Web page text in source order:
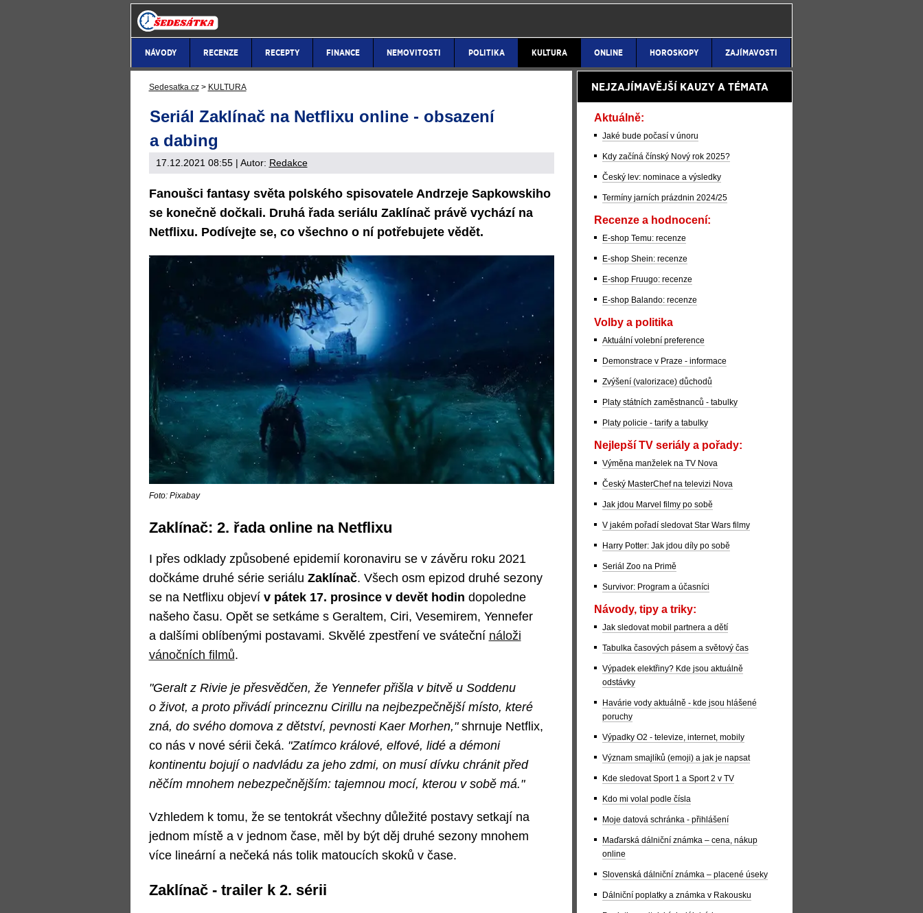
NÁVODY RECENZE RECEPTY FINANCE NEMOVITOSTI POLITIKA KULTURA ONLINE HOROSKOPY ZAJÍMAVOSTI
Sedesatka.cz > KULTURA
Seriál Zaklínač na Netflixu online - obsazení
a dabing
17.12.2021 08:55| Autor: Redakce
Fanoušci fantasy světa polského spisovatele Andrzeje Sapkowskiho
se konečně dočkali. Druhá řada seriálu Zaklínač právě vychází na
Netflixu. Podívejte se, co všechno o ní potřebujete vědět.
Foto: Pixabay
Zaklínač: 2. řada online na Netflixu
I přes odklady způsobené epidemií koronaviru se v závěru roku 2021
dočkáme druhé série seriálu Zaklínač. Všech osm epizod druhé sezony
se na Netflixu objeví v pátek 17. prosince v devět hodin dopoledne
našeho času. Opět se setkáme s Geraltem, Ciri, Vesemirem, Yennefer
a dalšími oblíbenými postavami. Skvělé zpestření ve sváteční náloži
vánočních filmů.
"Geralt z Rivie je přesvědčen, že Yennefer přišla v bitvě u Soddenu
o život, a proto přivádí princeznu Cirillu na nejbezpečnější místo, které
zná, do svého domova z dětství, pevnosti Kaer Morhen," shrnuje Netflix,
co nás v nové sérii čeká. "Zatímco králové, elfové, lidé a démoni
kontinentu bojují o nadvládu za jeho zdmi, on musí dívku chránit před
něčím mnohem nebezpečnějším: tajemnou mocí, kterou v sobě má."
Vzhledem k tomu, že se tentokrát všechny důležité postavy setkají na
jednom místě a v jednom čase, měl by být děj druhé sezony mnohem
více lineární a nečeká nás tolik matoucích skoků v čase.
Zaklínač - trailer k 2. sérii
NEJZAJÍMAVĚJŠÍ KAUZY A TÉMATA
Aktuálně:
Jaké bude počasí v únoru
Kdy začíná čínský Nový rok 2025?
Český lev: nominace a výsledky
Termíny jarních prázdnin 2024/25
Recenze a hodnocení:
E-shop Temu: recenze
E-shop Shein: recenze
E-shop Fruugo: recenze
E-shop Balando: recenze
Volby a politika
Aktuální volební preference
Demonstrace v Praze - informace
Zvýšení (valorizace) důchodů
Platy státních zaměstnanců - tabulky
Platy policie - tarify a tabulky
Nejlepší TV seriály a pořady:
Výměna manželek na TV Nova
Český MasterChef na televizi Nova
Jak jdou Marvel filmy po sobě
V jakém pořadí sledovat Star Wars filmy
Harry Potter: Jak jdou díly po sobě
Seriál Zoo na Primě
Survivor: Program a účasníci
Návody, tipy a triky:
Jak sledovat mobil partnera a dětí
Tabulka časových pásem a světový čas
Výpadek elektřiny? Kde jsou aktuálně
odstávky
Havárie vody aktuálně - kde jsou hlášené
poruchy
Výpadky O2 - televize, internet, mobily
Význam smajlíků (emoji) a jak je napsat
Kde sledovat Sport 1 a Sport 2 v TV
Kdo mi volal podle čísla
Moje datová schránka - přihlášení
Maďarská dálniční známka – cena, nákup
online
Slovenská dálniční známka – placené úseky
Dálniční poplatky a známka v Rakousku